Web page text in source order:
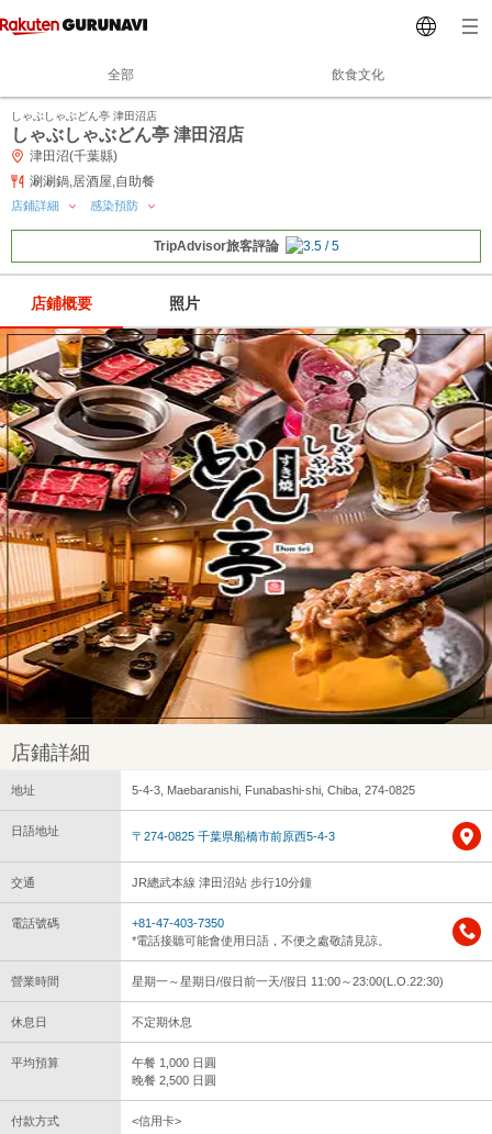
全部 飲食文化
しゃぶしゃぶどん亭 津田沼店
しゃぶしゃぶどん亭 津田沼店
津田沼(千葉縣)
涮涮鍋,居酒屋,自助餐
店鋪詳細 感染預防
TripAdvisor旅客評論
店鋪概要 照片
店鋪詳細
地址 5-4-3, Maebaranishi, Funabashi-shi, Chiba, 274-0825
日語地址 〒274-0825 千葉県船橋市前原西5-4-3
交通 JR總武本線 津田沼站 步行10分鐘
電話號碼
+81-47-403-7350
*電話接聽可能會使用日語，不便之處敬請見諒。
營業時間 星期一～星期日/假日前一天/假日 11:00～23:00(L.O.22:30)
休息日 不定期休息
平均預算
午餐 1,000 日圓
晚餐 2,500 日圓
付款方式
<信用卡>